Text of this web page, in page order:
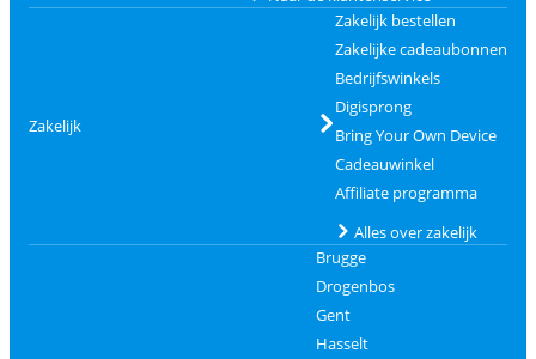
Zakelijk
Zakelijk bestellen
Zakelijke cadeaubonnen
Bedrijfswinkels
Digisprong
Bring Your Own Device
Cadeauwinkel
Affiliate programma
Alles over zakelijk
Brugge
Drogenbos
Gent
Hasselt